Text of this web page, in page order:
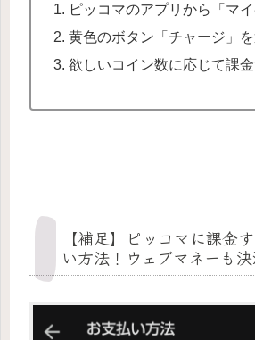
ピッコマのアプリから「マ
黄色のボタン「チャージ」
欲しいコイン数に応じて課
【補足】ピッコマに課金
い方法！ウェブマネーも